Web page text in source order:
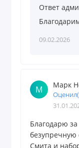
Ответ
09.02.2026
М Марк
Благодарю
Смита и